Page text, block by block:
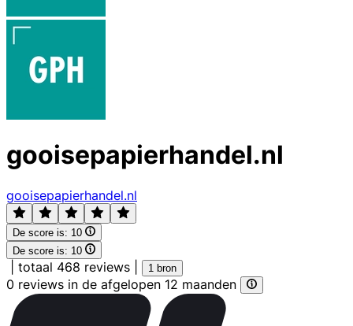
gooisepapierhandel.nl
gooisepapierhandel.nl
De score is: 10
De score is: 10
totaal 468 reviews 1 bron
0 reviews in de afgelopen 12 maanden